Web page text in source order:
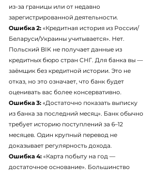
из-за границы или от недавно
зарегистрированной деятельности.
Ошибка 2: «Кредитная история из России/
Беларуси/Украины учитывается». Нет.
Польский BIK не получает данные из
кредитных бюро стран СНГ. Для банка вы —
заёмщик без кредитной истории. Это не
отказ, но это означает, что банк будет
оценивать вас более консервативно.
Ошибка 3: «Достаточно показать выписку
из банка за последний месяц». Банк обычно
требует историю поступлений за 6–12
месяцев. Один крупный перевод не
доказывает регулярность дохода.
Ошибка 4: «Карта побыту на год —
достаточное основание». Большинство